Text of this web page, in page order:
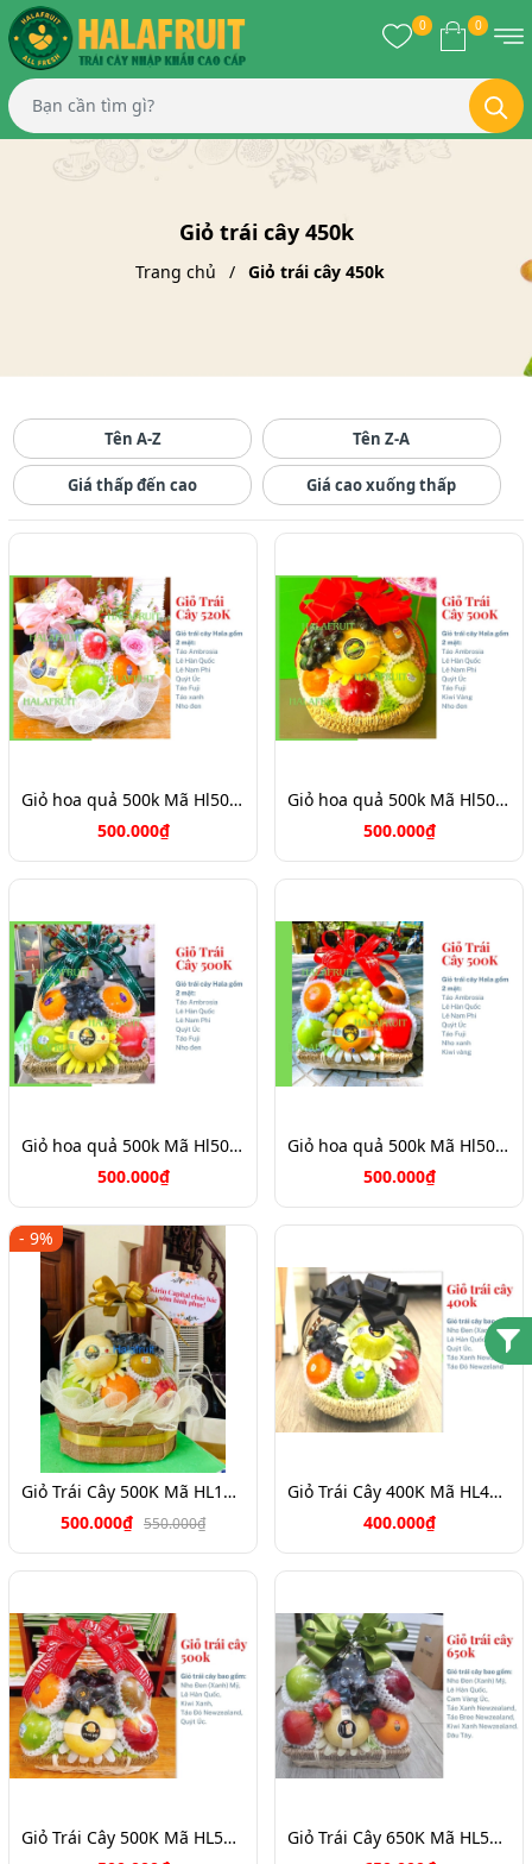
0 0
Giỏ trái cây 450k
Trang chủ Giỏ trái cây 450k
Tên A-Z Tên Z-A
Giá thấp đến cao Giá cao xuống thấp
Giỏ hoa quả 500k Mã Hl5055
500.000₫
Giỏ hoa quả 500k Mã Hl5052
500.000₫
Giỏ hoa quả 500k Mã Hl5051
500.000₫
Giỏ hoa quả 500k Mã Hl5050
500.000₫
- 9%
Giỏ Trái Cây 500K Mã HL1029
500.000₫ 550.000₫
Giỏ Trái Cây 400K Mã HL4116
400.000₫
Giỏ Trái Cây 500K Mã HL5092
Giỏ Trái Cây 650K Mã HL5090